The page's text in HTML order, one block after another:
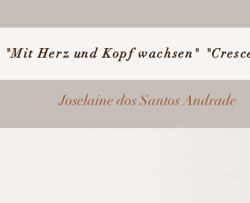
"Mit Herz und Kopf wachsen"
Joselaine dos Santos Andrade